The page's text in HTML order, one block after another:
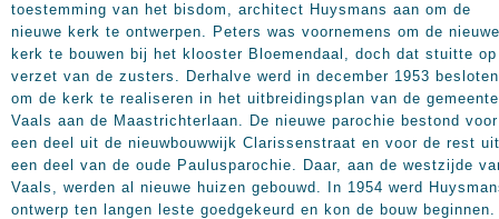
toestemming van het bisdom, architect Huysmans aan om de
nieuwe kerk te ontwerpen. Peters was voornemens om de nieuwe
kerk te bouwen bij het klooster Bloemendaal, doch dat stuitte op
verzet van de zusters. Derhalve werd in december 1953 besloten
om de kerk te realiseren in het uitbreidingsplan van de gemeente
Vaals aan de Maastrichterlaan. De nieuwe parochie bestond voor
een deel uit de nieuwbouwwijk Clarissenstraat en voor de rest uit
een deel van de oude Paulusparochie. Daar, aan de westzijde
Vaals, werden al nieuwe huizen gebouwd. In 1954 werd
ontwerp ten langen leste goedgekeurd en kon de bouw beginnen.